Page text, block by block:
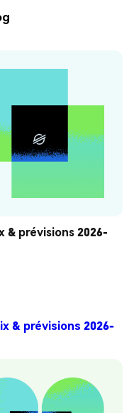
& prévisions 2026-
& prévisions 2026-